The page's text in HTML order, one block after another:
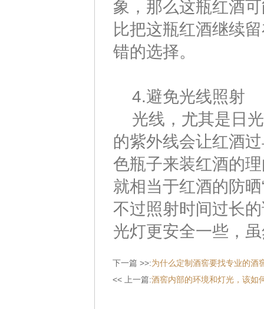
象，那么这瓶红酒
比把这瓶红酒继续
错的选择。
4.避免光线照射
光线，尤其是日光
的紫外线会让红酒
色瓶子来装红酒的
就相当于红酒的防
不过照射时间过长
光灯更安全一些，
下一篇 >>:为什么定制酒窖要找专业的酒
<< 上一篇:酒窖内部的环境和灯光，该如